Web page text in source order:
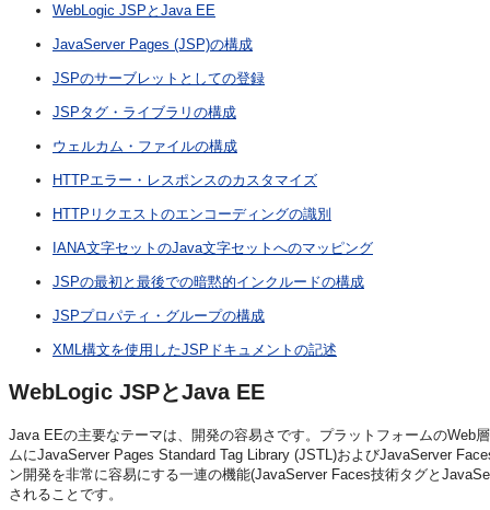
WebLogic JSPとJava EE
JavaServer Pages (JSP)の構成
JSPのサーブレットとしての登録
JSPタグ・ライブラリの構成
ウェルカム・ファイルの構成
HTTPエラー・レスポンスのカスタマイズ
HTTPリクエストのエンコーディングの識別
IANA文字セットのJava文字セットへのマッピング
JSPの最初と最後での暗黙的インクルードの構成
JSPプロパティ・グループの構成
XML構文を使用したJSPドキュメントの記述
WebLogic JSPとJava EE
Java EEの主要なテーマは、開発の容易さです。プラットフォームのWeb
ムにJavaServer Pages Standard Tag Library (JSTL)およびJavaServer
ン開発を非常に容易にする一連の機能(JavaServer Faces技術タグと
されることです。